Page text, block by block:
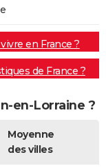
en France ?
de France ?
en-Lorraine ?
Moyenne
des villes